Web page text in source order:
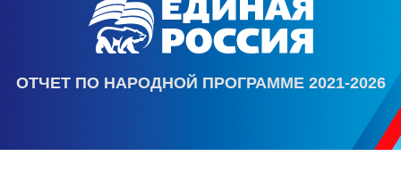
ОТЧЕТ ПО НАРОДНОЙ ПРОГРАММЕ 2021-2026